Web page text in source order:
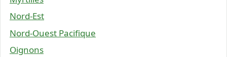
Nord-Est
Nord-Ouest Pacifique
Oignons